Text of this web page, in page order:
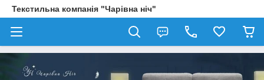
Текстильна компанія "Чарівна ніч"